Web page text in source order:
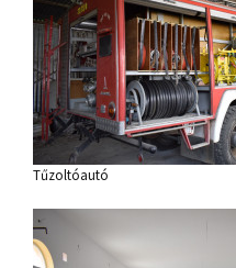
Tűzoltóautó